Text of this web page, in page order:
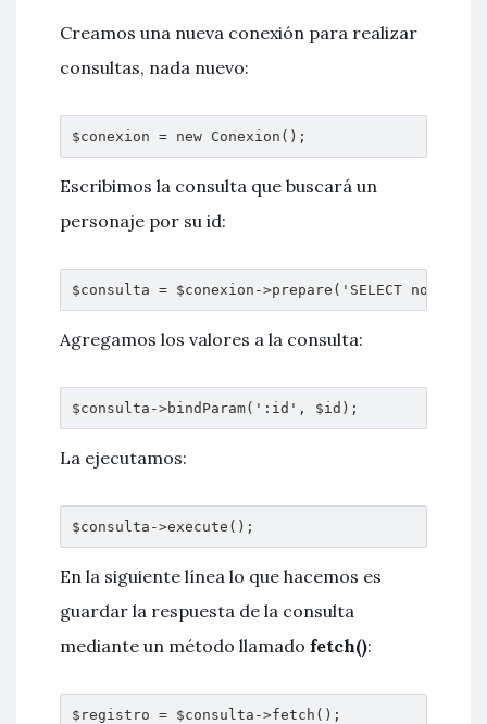
Creamos una nueva conexión para realizar
consultas, nada nuevo:
$conexion = new Conexion();
Escribimos la consulta que buscará un
personaje por su id:
$consulta = $conexion->prepare('SELECT
Agregamos los valores a la consulta:
$consulta->bindParam(':id', $id);
La ejecutamos:
$consulta->execute();
En la siguiente línea lo que hacemos es
guardar la respuesta de la consulta
mediante un método llamado fetch():
$registro = $consulta->fetch();